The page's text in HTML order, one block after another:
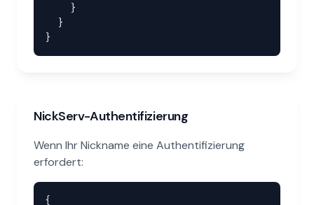
    }
  }
}
NickServ-Authentifizierung
Wenn Ihr Nickname eine Authentifizierung
erfordert:
{